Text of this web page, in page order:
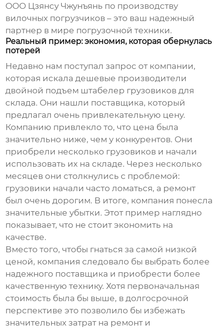
ООО Цзянсу Чжунъянь по производству
вилочных погрузчиков – это ваш надежный
партнер в мире погрузочной техники.
Реальный пример: экономия, которая обернулась
потерей
Недавно нам поступал запрос от компании,
которая искала дешевые производители
двойной подъем штабелер грузовиков для
склада. Они нашли поставщика, который
предлагал очень привлекательную цену.
Компанию привлекло то, что цена была
значительно ниже, чем у конкурентов. Они
приобрели несколько грузовиков и начали
использовать их на складе. Через несколько
месяцев они столкнулись с проблемой:
грузовики начали часто ломаться, а ремонт
был очень дорогим. В итоге, компания понесла
значительные убытки. Этот пример наглядно
показывает, что не стоит экономить на
качестве.
Вместо того, чтобы гнаться за самой низкой
ценой, компания следовало бы выбрать более
надежного поставщика и приобрести более
качественную технику. Хотя первоначальная
стоимость была бы выше, в долгосрочной
перспективе это позволило бы избежать
значительных затрат на ремонт и